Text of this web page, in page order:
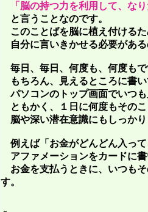
「脳の持つ力を利用して、な
と言うことなのです。
このことばを脳に植え付ける
自分に言いきかせる必要があ
毎日、毎日、何度も、何度も
もちろん、見えるところに書
パソコンのトップ画面でいつ
ともかく、１日に何度もその
脳や深い潜在意識にもしっか
例えば「お金がどんどん入っ
アファメーションをカードに
お金を支払うときに、いつも
す。